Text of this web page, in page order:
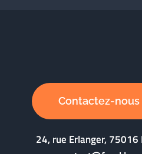
Contactez-nous
24, rue Erlanger, 75016